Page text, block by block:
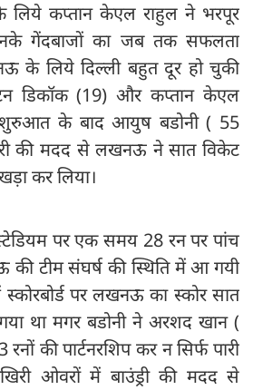
लिये कप्तान केएल राहुल ने भरपूर
गेंदबाजों का जब तक सफलता
के लिये दिल्ली बहुत दूर हो चुकी
डिकॉक (19) और कप्तान केएल
के बाद आयुष बडोनी ( 55
की मदद से लखनऊ ने सात विकेट
कर लिया।
पर एक समय 28 रन पर पांच
टीम संघर्ष की स्थिति में आ गयी
पर लखनऊ का स्कोर सात
था मगर बडोनी ने अरशद खान (
की पार्टनरशिप कर न सिर्फ पारी
ओवरों में बाउंड्री की मदद से